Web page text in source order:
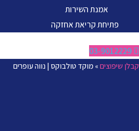
אמנת השירות
פתיחת קריאת אחזקה
03-9012229
קבלן שיפוצים» מוקד טולבוקס | נווה עופרים